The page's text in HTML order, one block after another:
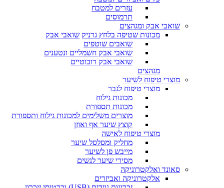
עזרים למטבח
תרמוסים
שואבי אבק ומגהצים
מכונות שטיפה בלחץ גרניק שואבי אבק
שואבים שוטפים
שואבי אבק חשמליים ונטענים
שואבי אבק רובוטיים
מגהצים
מוצרי טיפוח לשיער
מוצרי טיפוח לגבר
מכונות גילוח
מכונות תספורת
מוצרים משלימים למכונות גילוח ותספורת
קוצץ שיער אף ואוזן
מוצרי טיפוח לאישה
מחליק ומסלסל שיער
מייבש פן לשיער
מסירי שיער לנשים
סאונד ואלקטרוניקה
אלקטרוניקה ואביזרים